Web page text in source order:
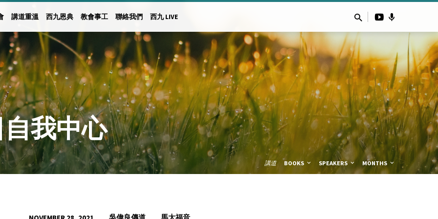
講道重溫 西九恩典 教會事工 聯絡我們 西九 LIVE
我中心
講道 BOOKS SPEAKERS MONTHS